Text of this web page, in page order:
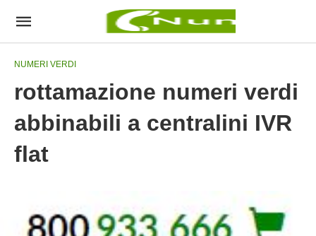
NUMERI VERDI
rottamazione numeri verdi
abbinabili a centralini IVR
flat